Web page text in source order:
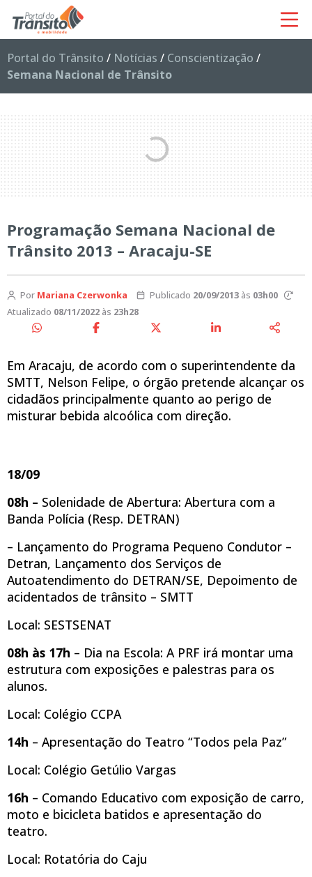
Portal do Trânsito / Notícias / Conscientização /
Semana Nacional de Trânsito
Programação Semana Nacional de
Trânsito 2013 – Aracaju-SE
Por Mariana Czerwonka Publicado 20/09/2013às 03h00
Atualizado 08/11/2022 às 23h28
Em Aracaju, de acordo com o superintendente da
SMTT, Nelson Felipe, o órgão pretende alcançar os
cidadãos principalmente quanto ao perigo de
misturar bebida alcoólica com direção.
18/09
08h – Solenidade de Abertura: Abertura com a
Banda Polícia (Resp. DETRAN)
– Lançamento do Programa Pequeno Condutor –
Detran, Lançamento dos Serviços de
Autoatendimento do DETRAN/SE, Depoimento de
acidentados de trânsito – SMTT
Local: SESTSENAT
08h às 17h – Dia na Escola: A PRF irá montar uma
estrutura com exposições e palestras para os
alunos.
Local: Colégio CCPA
14h – Apresentação do Teatro “Todos pela Paz”
Local: Colégio Getúlio Vargas
16h – Comando Educativo com exposição de carro,
moto e bicicleta batidos e apresentação do
teatro.
Local: Rotatória do Caju